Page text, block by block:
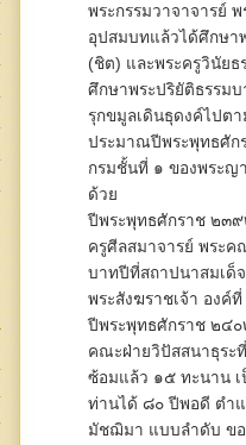
พระกรรมวาจาจารย์
อุปสมบทแล้วได้ศึกษา
(ชิต) และพระครูวินัยธ
ศึกษาพระปริยัติธรรม
รุกขมูลเดินธุดงค์ไปต
ประมาณปีพระพุทธศัก
กรมชั้นที่ ๑ ของพระญ
ด้วย
ปีพระพุทธศักราช ๒๓๙
ครูศีลสมาจารย์ พระค
บาทปีที่สถาปนาสมเด็
พระสังฆราชเจ้า องค์
ปีพระพุทธศักราช ๒๔๐
คณะฝ่ายวิปัสสนาธุระ
ซ้อมแล้ว ๑๕ ทะนาน เ
ท่านได้ ๘๐ ปีพอดี ตำแ
มัชฌิมา แบบลำดับ ขอ